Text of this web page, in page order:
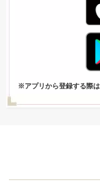
※アプリから登録する際